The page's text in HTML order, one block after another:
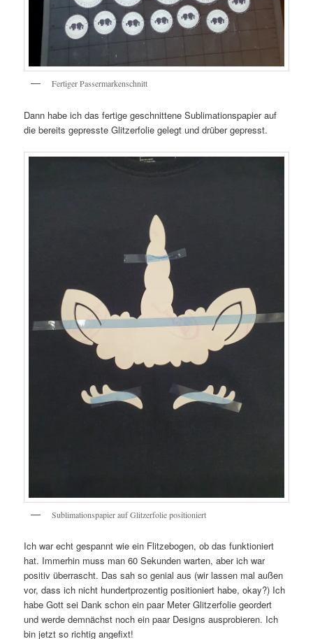
Fertiger Passermarkenschnitt
Dann habe ich das fertige geschnittene Sublimationspapier auf
die bereits gepresste Glitzerfolie gelegt und drüber gepresst.
Sublimationspapier auf Glitzerfolie positioniert
Ich war echt gespannt wie ein Flitzebogen, ob das funktioniert
hat. Immerhin muss man 60 Sekunden warten, aber ich war
positiv überrascht. Das sah so genial aus (wir lassen mal außen
vor, dass ich nicht hundertprozentig positioniert habe, okay?) Ich
habe Gott sei Dank schon ein paar Meter Glitzerfolie geordert
und werde demnächst noch ein paar Designs ausprobieren. Ich
bin jetzt so richtig angefixt!